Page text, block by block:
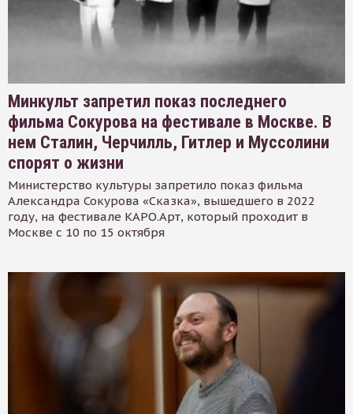
Минкульт запретил показ последнего
фильма Сокурова на фестивале в Москве. В
нем Сталин, Черчилль, Гитлер и Муссолини
спорят о жизни
Министерство культуры запретило показ фильма
Александра Сокурова «Сказка», вышедшего в 2022
году, на фестивале КАРО.Арт, который проходит в
Москве с 10 по 15 октября